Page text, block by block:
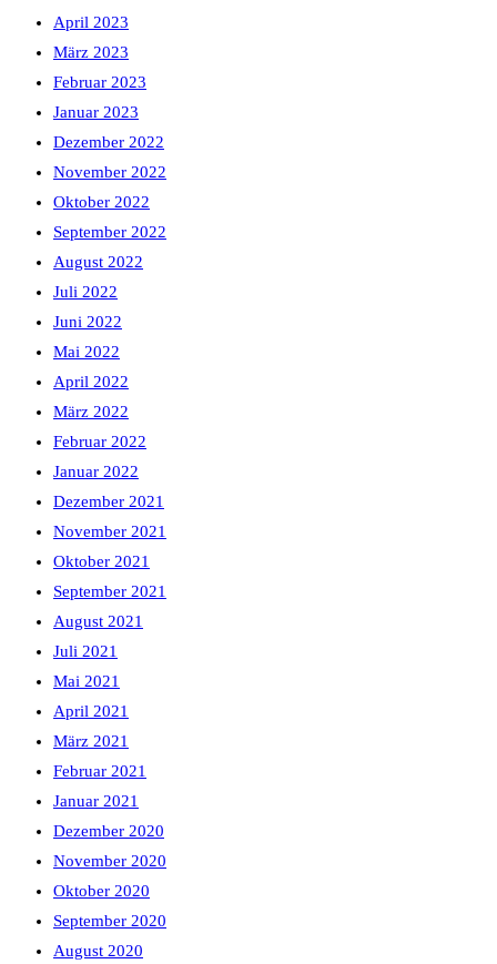
April 2023
März 2023
Februar 2023
Januar 2023
Dezember 2022
November 2022
Oktober 2022
September 2022
August 2022
Juli 2022
Juni 2022
Mai 2022
April 2022
März 2022
Februar 2022
Januar 2022
Dezember 2021
November 2021
Oktober 2021
September 2021
August 2021
Juli 2021
Mai 2021
April 2021
März 2021
Februar 2021
Januar 2021
Dezember 2020
November 2020
Oktober 2020
September 2020
August 2020